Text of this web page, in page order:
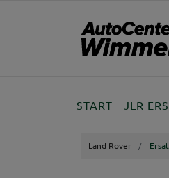
START JLR
Land Rover